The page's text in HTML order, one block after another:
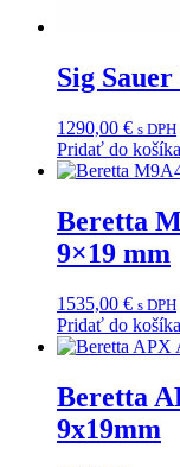
Sig
1290,00 € s DPH
Pridať do košíka
Beretta
9×19 mm
1535,00 € s DPH
Pridať do košíka
Beretta
9x19mm